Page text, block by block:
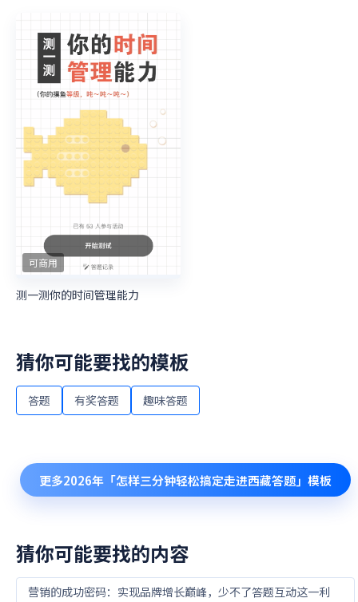
可商用
测一测你的时间管理能力
猜你可能要找的模板
答题 有奖答题 趣味答题
更多2026年「怎样三分钟轻松搞定走进西藏答题」 模板
猜你可能要找的内容
营销的成功密码：实现品牌增长巅峰，少不了答题互动这一利